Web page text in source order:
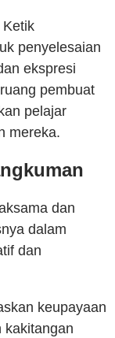
Ketik
penyelesaian
ekspresi
pembuat
pelajar
mereka.
dan
dalam
dan
keupayaan
kakitangan